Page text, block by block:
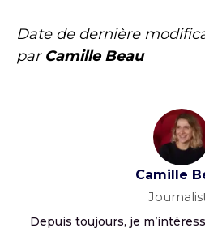
Date de dernière
par Camille Beau
Camille
Depuis toujours, je